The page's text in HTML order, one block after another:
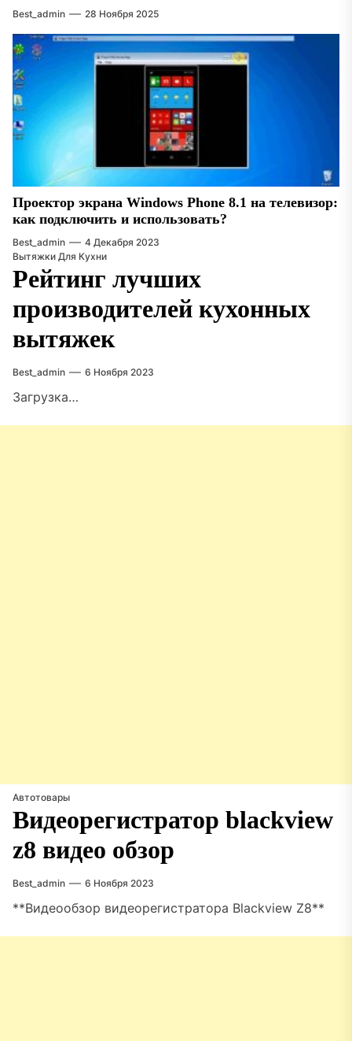
Best_admin 28 Ноября 2025
Проектор экрана Windows Phone 8.1 на телевизор:
как подключить и использовать?
Best_admin
4 Декабря 2023
Вытяжки Для Кухни
Рейтинг лучших
производителей кухонных
вытяжек
Best_admin 6 Ноября 2023
Загрузка…
Автотовары
Видеорегистратор blackview
z8 видео обзор
Best_admin 6 Ноября 2023
**Видеообзор видеорегистратора Blackview Z8**